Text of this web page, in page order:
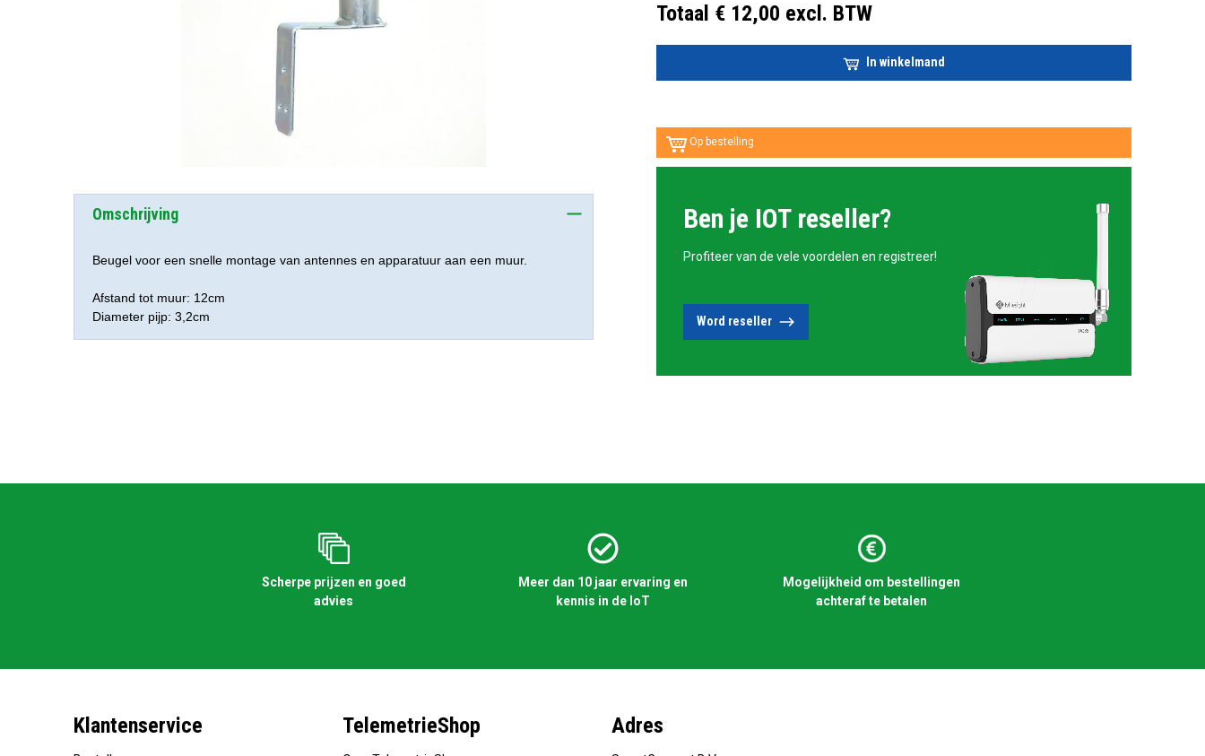
Omschrijving
Beugel voor een snelle montage van antennes en apparatuur aan een muur.
Afstand tot muur: 12cm
Diameter pijp: 3,2cm
Totaal € 12,00 excl. BTW
In winkelmand
Op bestelling
Ben je IOT reseller?
Profiteer van de vele voordelen en registreer!
Word reseller
Scherpe prijzen en goed
advies
Meer dan 10 jaar ervaring en
kennis in de IoT
Mogelijkheid om bestellingen
achteraf te betalen
Klantenservice TelemetrieShop Adres